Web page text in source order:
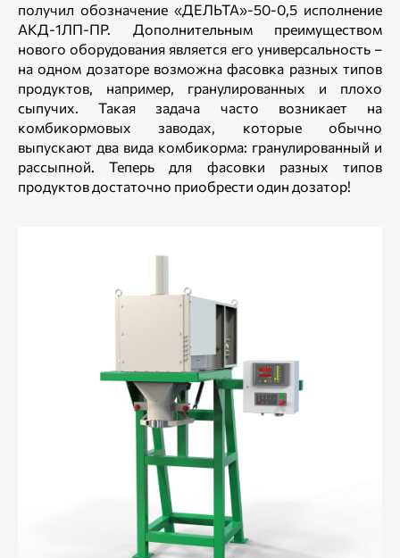
получил обозначение «ДЕЛЬТА»-50-0,5 исполнение
АКД-1ЛП-ПР. Дополнительным преимуществом
нового оборудования является его универсальность –
на одном дозаторе возможна фасовка разных типов
продуктов, например, гранулированных и плохо
сыпучих. Такая задача часто возникает на
комбикормовых заводах, которые обычно
выпускают два вида комбикорма: гранулированный и
рассыпной. Теперь для фасовки разных типов
продуктов достаточно приобрести один дозатор!